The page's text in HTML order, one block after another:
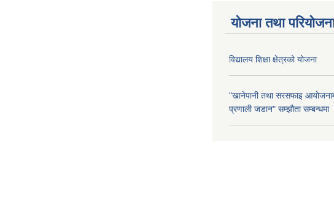
योजना तथा
विद्यालय शिक्षा क्षेत्रको योजना
"खानेपानी तथा सरसफाइ
प्रणाली जडान" सम्झौता सम्बन्धमा